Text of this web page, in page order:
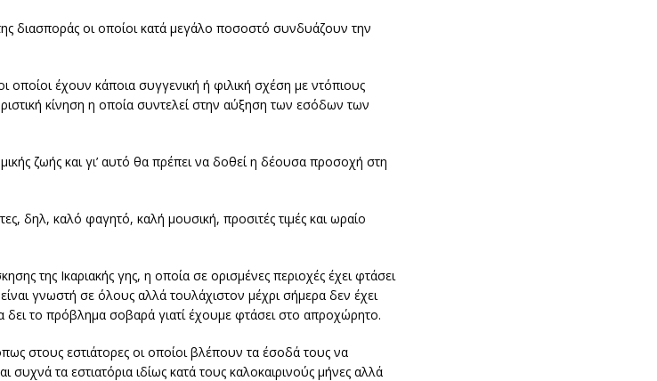
διασποράς οι οποίοι κατά μεγάλο ποσοστό συνδυάζουν την
έχουν κάποια συγγενική ή φιλική σχέση με ντόπιους
κίνηση η οποία συντελεί στην αύξηση των εσόδων των
ζωής και γι’ αυτό θα πρέπει να δοθεί η δέουσα προσοχή στη
δηλ, καλό φαγητό, καλή μουσική, προσιτές τιμές και ωραίο
της Ικαριακής γης, η οποία σε ορισμένες περιοχές έχει φτάσει
γνωστή σε όλους αλλά τουλάχιστον μέχρι σήμερα δεν έχει
δει το πρόβλημα σοβαρά γιατί έχουμε φτάσει στο απροχώρητο.
στους εστιάτορες οι οποίοι βλέπουν τα έσοδά τους να
τα εστιατόρια ιδίως κατά τους καλοκαιρινούς μήνες αλλά